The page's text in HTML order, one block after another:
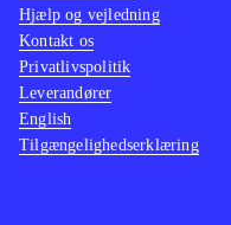
Hjælp og vejledning
Kontakt os
Privatlivspolitik
Leverandører
English
Tilgængelighedserklæring